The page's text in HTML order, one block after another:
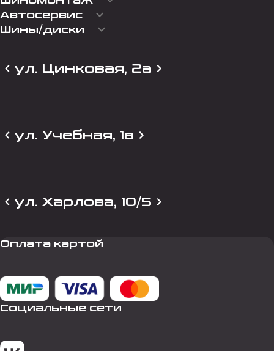
Автосервис keyboard_arrow_down
Шины/диски keyboard_arrow_down
ул. Цинковая, 2а
ул. Учебная, 1в
ул. Харлова, 10/5
Оплата картой
Социальные сети